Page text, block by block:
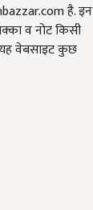
है. इन
व नोट किसी
वेबसाइट कुछ